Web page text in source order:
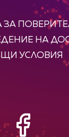
ЗА
НА
УСЛОВИЯ